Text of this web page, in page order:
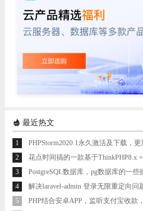
最近热文
1
PHPStorm2020.1永久激活及下载，更
2
3
PostgreSQL数据库，pg数据库的一些
4
解决laravel-admin 登录无限重定向问
5